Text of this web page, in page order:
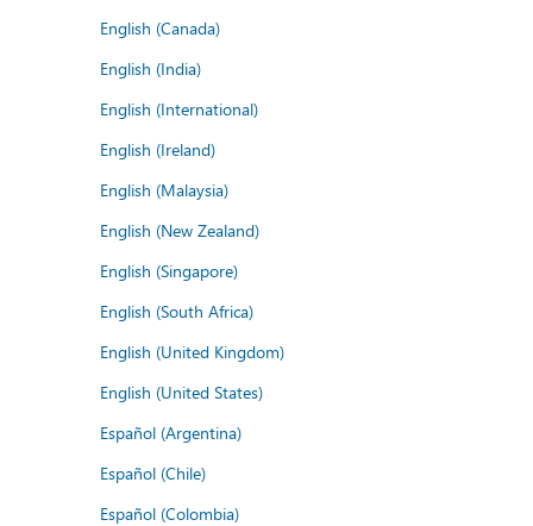
English (Canada)
English (India)
English (International)
English (Ireland)
English (Malaysia)
English (New Zealand)
English (Singapore)
English (South Africa)
English (United Kingdom)
English (United States)
Español (Argentina)
Español (Chile)
Español (Colombia)